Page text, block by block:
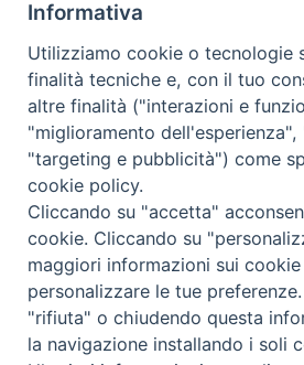
DOCUMENTI PASTORALI
ORARI MESSE
LITURGIA DELLE ORE
GALLERIE FOTOGRAFICHE
GALLERIE VIDEO
Informativa
Utilizziamo cookie o tecnologie
finalità tecniche e, con il tuo
altre finalità ("interazioni e
"miglioramento
"targeting e pubblicità") come
cookie policy.
Cliccando su "accetta"
cookie. Cliccando su
maggiori informazioni sui
personalizzare le tue
"rifiuta" o chiudendo questa
la navigazione installando i soli